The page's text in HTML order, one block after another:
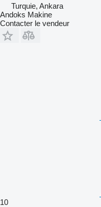
Turquie, Ankara
Andoks Makine
Contacter le vendeur
10